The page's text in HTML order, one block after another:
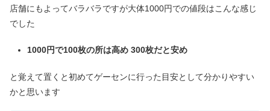
店舗にもよってバラバラですが大体1000円での値段はこんな感じ
でした
1000円で100枚の所は高め 300枚だと安め
と覚えて置くと初めてゲーセンに行った目安として分かりやすい
かと思います